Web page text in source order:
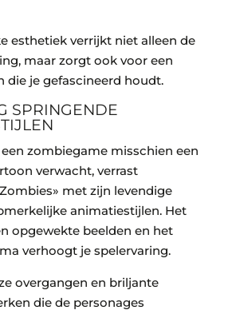
esthetiek verrijkt niet alleen de
maar zorgt ook voor een
die je gefascineerd houdt.
SPRINGENDE
zombiegame misschien een
verwacht, verrast
met zijn levendige
animatiestijlen. Het
opgewekte beelden en het
verhoogt je spelervaring.
overgangen en briljante
die de personages